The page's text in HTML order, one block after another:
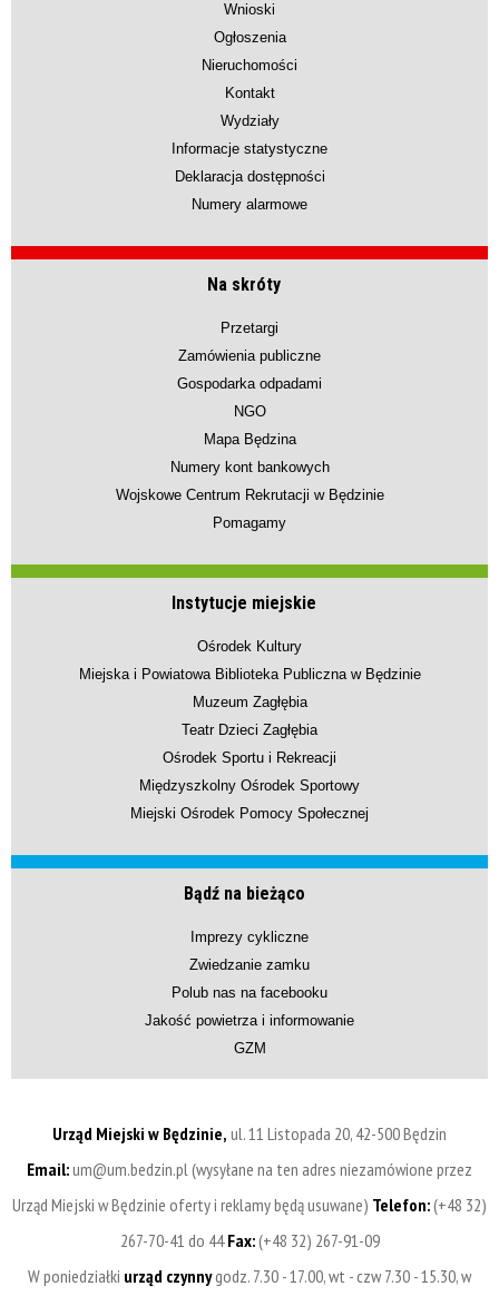
Wnioski
Ogłoszenia
Nieruchomości
Kontakt
Wydziały
Informacje statystyczne
Deklaracja dostępności
Numery alarmowe
Na skróty
Przetargi
Zamówienia publiczne
Gospodarka odpadami
NGO
Mapa Będzina
Numery kont bankowych
Wojskowe Centrum Rekrutacji w Będzinie
Pomagamy
Instytucje miejskie
Ośrodek Kultury
Miejska i Powiatowa Biblioteka Publiczna w Będzinie
Muzeum Zagłębia
Teatr Dzieci Zagłębia
Ośrodek Sportu i Rekreacji
Międzyszkolny Ośrodek Sportowy
Miejski Ośrodek Pomocy Społecznej
Bądź na bieżąco
Imprezy cykliczne
Zwiedzanie zamku
Polub nas na facebooku
Jakość powietrza i informowanie
GZM
Urząd Miejski w Będzinie, ul. 11 Listopada 20, 42-500 Będzin
Email:um@um.bedzin.pl (wysyłane na ten adres niezamówione przez
Urząd Miejski w Będzinie oferty i reklamy będą usuwane) Telefon:(+48 32)
267-70-41 do 44Fax:(+48 32) 267-91-09
W poniedziałki urząd czynnygodz. 7.30 - 17.00, wt - czw 7.30 - 15.30, w